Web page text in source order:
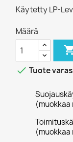
Käytetty LP-
Määrä
 Tuote